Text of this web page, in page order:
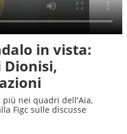
in vista:
più nei quadri dell'Aia,
Figc sulle discusse